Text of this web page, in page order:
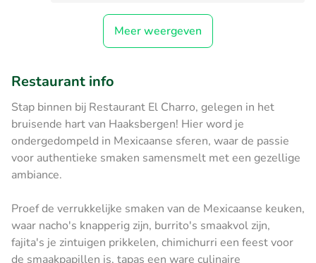
Meer weergeven
Restaurant info
Stap binnen bij Restaurant El Charro, gelegen in het
bruisende hart van Haaksbergen! Hier word je
ondergedompeld in Mexicaanse sferen, waar de passie
voor authentieke smaken samensmelt met een gezellige
ambiance.
Proef de verrukkelijke smaken van de Mexicaanse keuken,
waar nacho's knapperig zijn, burrito's smaakvol zijn,
fajita's je zintuigen prikkelen, chimichurri een feest voor
de smaakpapillen is, tapas een ware culinaire